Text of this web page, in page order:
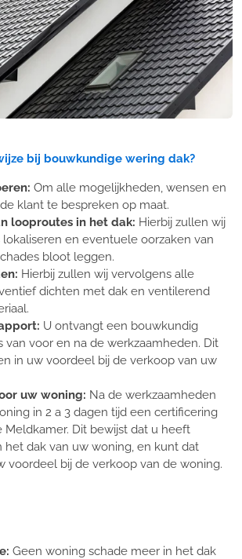
bij bouwkundige wering dak?
Om alle mogelijkheden, wensen en
klant te bespreken op maat.
looproutes in het dak: Hierbij zullen wij
en eventuele oorzaken van
bloot leggen.
Hierbij zullen wij vervolgens alle
dichten met dak en ventilerend
U ontvangt een bouwkundig
van voor en na de werkzaamheden. Dit
in uw voordeel bij de verkoop van uw
uw woning: Na de werkzaamheden
in 2 a 3 dagen tijd een certificering
Meldkamer. Dit bewijst dat u heeft
het dak van uw woning, en kunt dat
voordeel bij de verkoop van de woning.
Geen woning schade meer in het dak